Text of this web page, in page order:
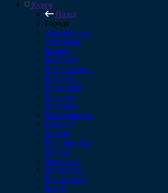
Курск
Назад
Города
Архангельск
Астрахань
Барнаул
Белгород
Владивосток
Владимир
Волгоград
Вологда
Воронеж
Екатеринбург
Иркутск
Казань
Калининград
Калуга
Кемерово
Краснодар
Красноярск
Курск